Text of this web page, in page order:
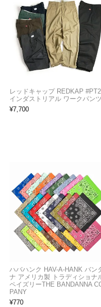
レッドキャップ REDKAP
インダストリアル ワークパンツ
¥7,700
ハバハンク HAV-A-HANK バン
ナ アメリカ製 トラディショナ
ペイズリーTHE BANDANNA
PANY
¥770